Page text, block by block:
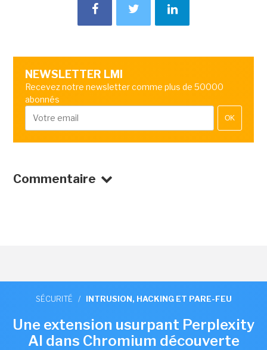
NEWSLETTER LMI
Recevez notre newsletter comme plus de 50000
abonnés
OK
Commentaire
SÉCURITÉ / INTRUSION, HACKING ET PARE-FEU
Une extension usurpant Perplexity
AI dans Chromium découverte